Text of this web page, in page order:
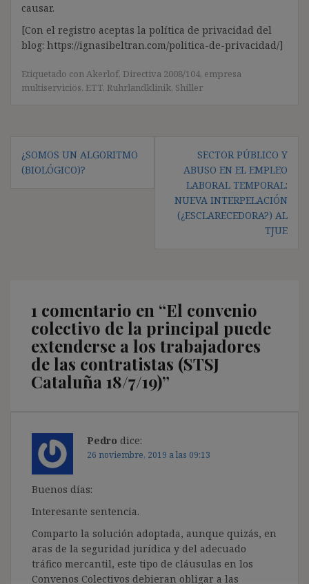
causar.
[Con el registro aceptas la política de privacidad del
blog: https://ignasibeltran.com/politica-de-privacidad/]
Etiquetado con Akerlof, Directiva 2008/104, empresa
multiservicios, ETT, Ruhrlandklinik, Shiller
de
entradas
¿SOMOS UN ALGORITMO
(BIOLÓGICO)?
SECTOR PÚBLICO Y
ABUSO EN EL EMPLEO
LABORAL TEMPORAL:
NUEVA INTERPELACIÓN
(¿ESCLARECEDORA?) AL
TJUE
1 comentario en “El convenio
colectivo de la principal puede
extenderse a los trabajadores
de las contratistas (STSJ
Cataluña 18/7/19)”
Pedro dice:
26 noviembre, 2019 a las 09:13
Buenos días:
Interesante sentencia.
Comparto la solución adoptada, aunque quizás, en
aras de la seguridad jurídica y del adecuado
tráfico mercantil, este tipo de cláusulas en los
Convenos Colectivos debieran obligar a las